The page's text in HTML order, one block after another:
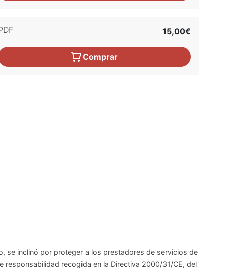
15,00€
Comprar
se inclinó por proteger a los prestadores de servicios de
responsabilidad recogida en la Directiva 2000/31/CE, del